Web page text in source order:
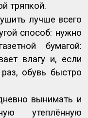
тряпкой.
лучше всего
способ: нужно
бумагой:
влагу и, если
обувь быстро
вынимать и
утеплённую